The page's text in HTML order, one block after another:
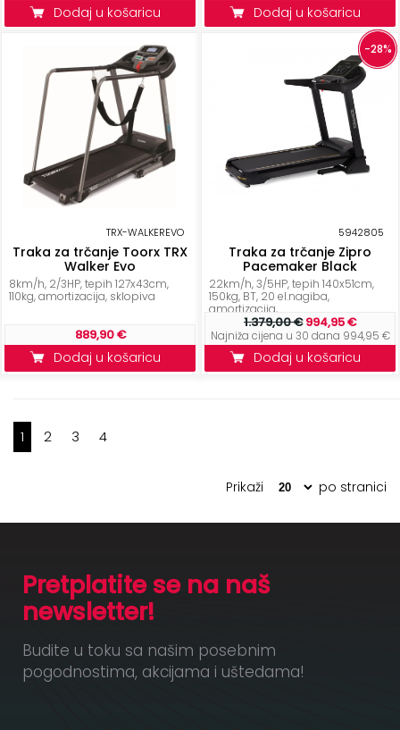
Dodaj u košaricu Dodaj u košaricu
TRX-WALKEREVO
Traka za trčanje Toorx TRX
Walker Evo
8km/h, 2/3HP, tepih 127x43cm,
110kg, amortizacija, sklopiva
889,90 €
Dodaj u košaricu
-28%
5942805
Traka za trčanje Zipro
Pacemaker Black
22km/h, 3/5HP, tepih 140x51cm,
150kg, BT, 20 el.nagiba,
amortizacija,...
1.379,00 €994,95 €
Najniža cijena u 30 dana 994,95 €
Dodaj u košaricu
1 2 3 4
Prikaži po stranici
Pretplatite se na naš
newsletter!
Budite u toku sa našim posebnim
pogodnostima, akcijama i uštedama!